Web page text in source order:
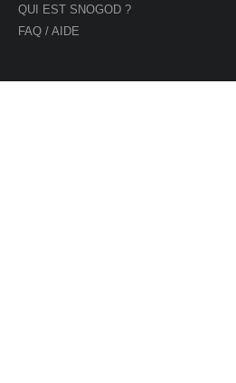
QUI EST SNOGOD ?
FAQ / AIDE